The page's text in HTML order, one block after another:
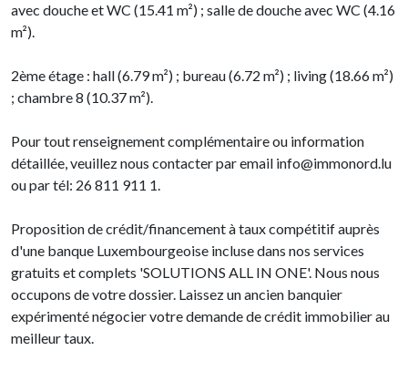
avec douche et WC (15.41 m²) ; salle de douche avec WC (4.16
m²).
2ème étage : hall (6.79 m²) ; bureau (6.72 m²) ; living (18.66 m²)
; chambre 8 (10.37 m²).
Pour tout renseignement complémentaire ou information
détaillée, veuillez nous contacter par email info@immonord.lu
ou par tél: 26 811 911 1.
Proposition de crédit/financement à taux compétitif auprès
d'une banque Luxembourgeoise incluse dans nos services
gratuits et complets 'SOLUTIONS ALL IN ONE'. Nous nous
occupons de votre dossier. Laissez un ancien banquier
expérimenté négocier votre demande de crédit immobilier au
meilleur taux.